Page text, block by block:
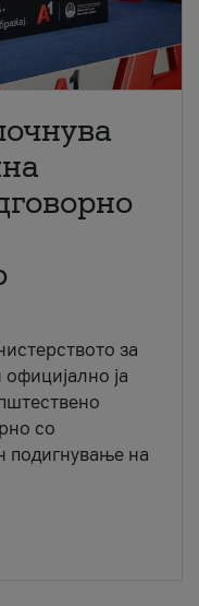
за
ја
со
подигнување на